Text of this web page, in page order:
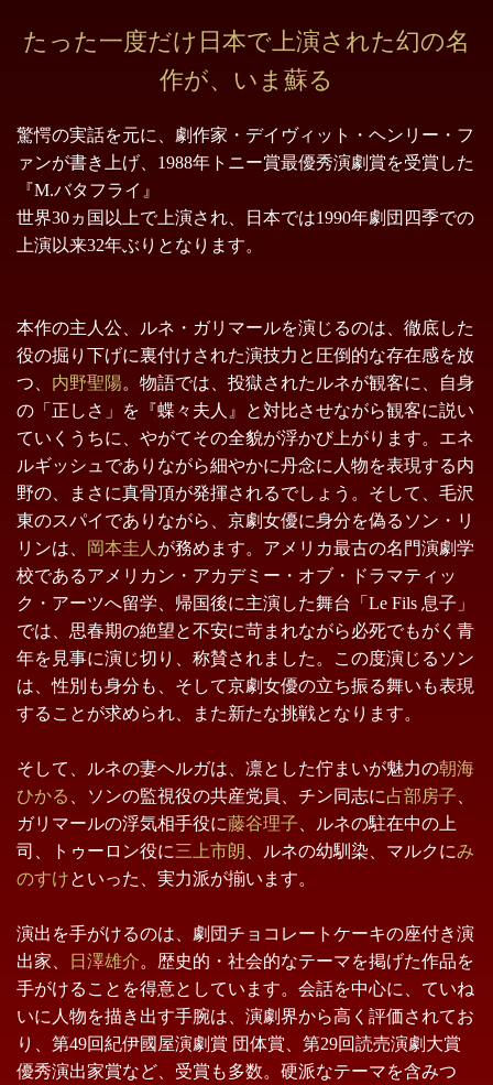
たった一度だけ日本で上演された幻の名
作が、いま蘇る
驚愕の実話を元に、劇作家・デイヴィット・ヘンリー・フ
ァンが書き上げ、1988年トニー賞最優秀演劇賞を受賞した
『M.バタフライ』
世界30ヵ国以上で上演され、日本では1990年劇団四季での
上演以来32年ぶりとなります。
本作の主人公、ルネ・ガリマールを演じるのは、徹底した
役の掘り下げに裏付けされた演技力と圧倒的な存在感を放
つ、 内野聖陽。物語では、投獄されたルネが観客に、自身
の「正しさ」を『蝶々夫人』と対比させながら観客に説い
ていくうちに、やがてその全貌が浮かび上がります。エネ
ルギッシュでありながら細やかに丹念に人物を表現する内
野の、まさに真骨頂が発揮されるでしょう。そして、毛沢
東のスパイでありながら、京劇女優に身分を偽るソン・リ
リンは、
岡本圭人 が務めます。アメリカ最古の名門演劇学
校であるアメリカン・アカデミー・オブ・ドラマティッ
ク・アーツへ留学、帰国後に主演した舞台「Le Fils 息子」
では、思春期の絶望と不安に苛まれながら必死でもがく青
年を見事に演じ切り、称賛されました。この度演じるソン
は、性別も身分も、そして京劇女優の立ち振る舞いも表現
することが求められ、また新たな挑戦となります。
そして、ルネの妻ヘルガは、凛とした佇まいが魅力の朝海
ひかる
、ソンの監視役の共産党員、チン同志に占部房子
ガリマールの浮気相手役に藤谷理子 、ルネの駐在中の上
司、トゥーロン役に三上市朗 、ルネの幼馴染、マルクにみ
のすけといった、実力派が揃います。
演出を手がけるのは、劇団チョコレートケーキの座付き演
出家、
日澤雄介。歴史的・社会的なテーマを掲げた作品を
手がけることを得意としています。会話を中心に、ていね
いに人物を描き出す手腕は、演劇界から高く評価されてお
り、第49回紀伊國屋演劇賞 団体賞、第29回読売演劇大賞
優秀演出家賞など、受賞も多数。硬派なテーマを含みつ